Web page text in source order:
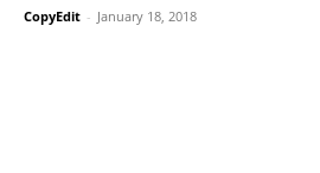
CopyEdit - January 18, 2018